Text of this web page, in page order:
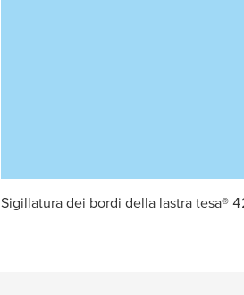
Sigillatura dei bordi della lastra tesa®